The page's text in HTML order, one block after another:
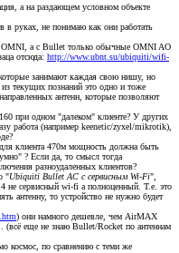
а на раздающем условном объекте
в руках, не понимаю как они работать
а с Bullet только обычные OMNI AO
отсюда: http://www.ubnt.su/ubiquiti/wifi-
занимают каждая свою нишу, но
текущих познаний это одно и тоже
антенн, которые позволяют
при одном "далеком" клиенте? У других
работа (например keenetic/zyxel/mikrotik),
клиента 470м мощность должна быть
? Если да, то смысл тогда
разноудаленных клиентов?
"Ubiquiti Bullet AC с сервисным Wi-Fi",
не сервисный wi-fi а полноценный. Т.е. это
антенну, то устройство не нужно будет
) они намного дешевле, чем AirMAX
(всё еще не знаю Bullet/Rocket по антеннам
космос, по сравнению с теми же